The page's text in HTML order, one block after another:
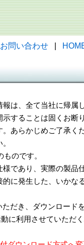
お問い合わせ
は、全て当社に帰属し
することは固くお断
あらかじめご了承くだ
のです。
であり、実際の製品
に発生した、いかな
だき、ダウンロード
に利用させていただく